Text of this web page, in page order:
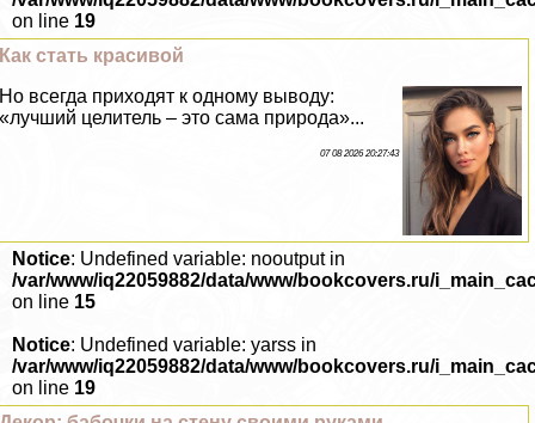
on line 19
Как стать красивой
Но всегда приходят к одному выводу:
«лучший целитель – это сама природа»...
07 08 2026 20:27:43
Notice: Undefined variable: nooutput in
/var/www/iq22059882/data/www/bookcovers.ru/
on line 15
Notice: Undefined variable: yarss in
/var/www/iq22059882/data/www/bookcovers.ru/
on line 19